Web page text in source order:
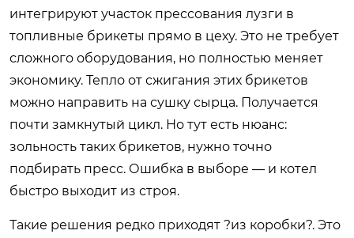
интегрируют участок прессования лузги в
топливные брикеты прямо в цеху. Это не требует
сложного оборудования, но полностью меняет
экономику. Тепло от сжигания этих брикетов
можно направить на сушку сырца. Получается
почти замкнутый цикл. Но тут есть нюанс:
зольность таких брикетов, нужно точно
подбирать пресс. Ошибка в выборе — и котел
быстро выходит из строя.
Такие решения редко приходят ?из коробки?. Это